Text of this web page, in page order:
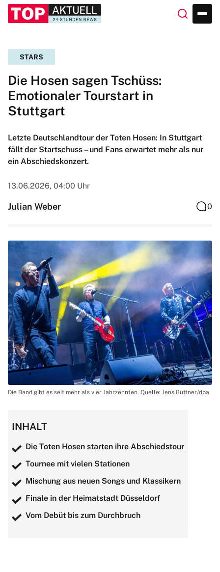
STARS
Die Hosen sagen Tschüss:
Emotionaler Tourstart in
Stuttgart
Letzte Deutschlandtour der Toten Hosen: In Stuttgart
fällt der Startschuss – und Fans erwartet mehr als nur
ein Abschiedskonzert.
13.06.2026, 04:00 Uhr
Julian Weber 0
Die Band gibt es seit mehr als vier Jahrzehnten. Quelle: Jens Büttner/dpa
INHALT
Die Toten Hosen starten ihre Abschiedstour
Tournee mit vielen Stationen
Mischung aus neuen Songs und Klassikern
Finale in der Heimatstadt Düsseldorf
Vom Debüt bis zum Durchbruch